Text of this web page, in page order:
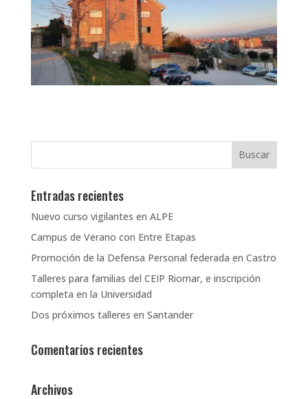
Entradas recientes
Nuevo curso vigilantes en ALPE
Campus de Verano con Entre Etapas
Promoción de la Defensa Personal federada en Castro
Talleres para familias del CEIP Riomar, e inscripción
completa en la Universidad
Dos próximos talleres en Santander
Comentarios recientes
Archivos